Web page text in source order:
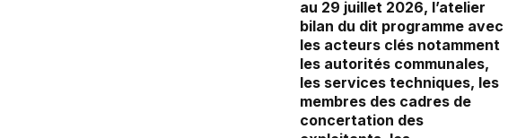
au 29 juillet 2026, l’atelier
bilan du dit programme avec
les acteurs clés notamment
les autorités communales,
les services techniques, les
membres des cadres de
concertation des